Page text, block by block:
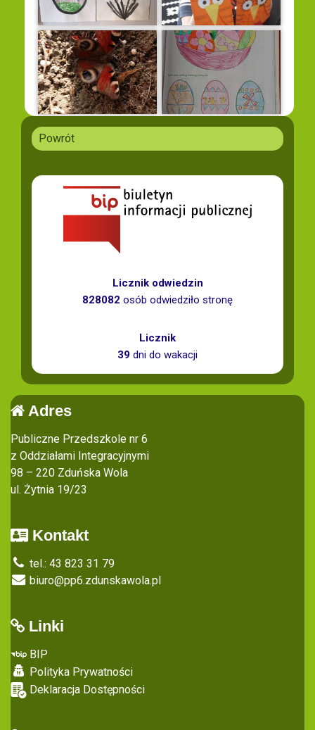
Powrót
Licznik odwiedzin
828082 osób odwiedziło stronę
Licznik
39 dni do wakacji
Adres
Publiczne Przedszkole nr 6
z Oddziałami Integracyjnymi
98 – 220 Zduńska Wola
ul. Żytnia 19/23
Kontakt
tel.: 43 823 31 79
biuro@pp6.zdunskawola.pl
Linki
BIP
Polityka Prywatności
Deklaracja Dostępności